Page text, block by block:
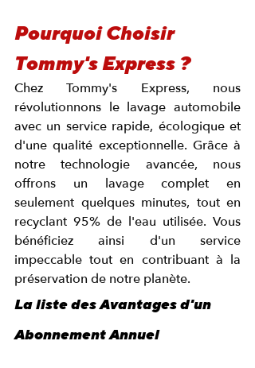
Pourquoi Choisir
Tommy's Express ?
Chez Tommy's Express, nous
révolutionnons le lavage automobile
avec un service rapide, écologique et
d'une qualité exceptionnelle. Grâce à
notre technologie avancée, nous
offrons un lavage complet en
seulement quelques minutes, tout en
recyclant 95% de l'eau utilisée. Vous
bénéficiez ainsi d'un service
impeccable tout en contribuant à la
préservation de notre planète.
La liste des Avantages d'un
Abonnement Annuel